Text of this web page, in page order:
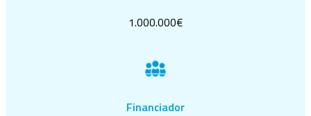
1.000.000€
Financiador